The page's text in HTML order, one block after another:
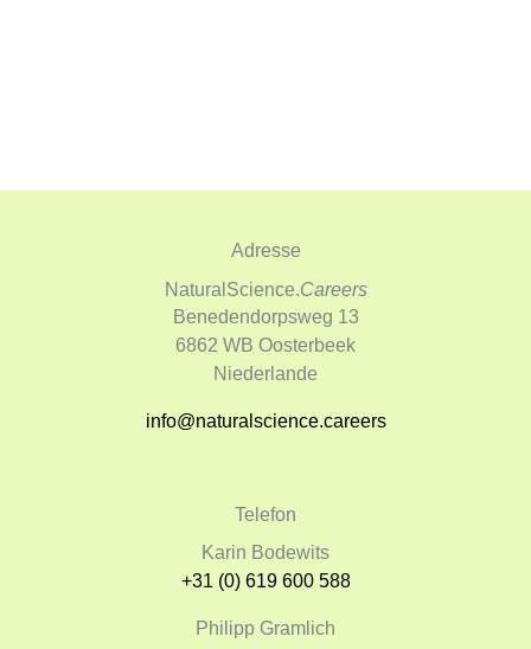
Adresse
NaturalScience.Careers
Benedendorpsweg 13
6862 WB Oosterbeek
Niederlande
info@naturalscience.careers
Telefon
Karin Bodewits
+31 (0) 619 600 588
Philipp Gramlich